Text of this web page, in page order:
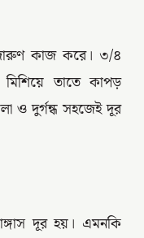
কাজ করে। ৩/৪
মিশিয়ে তাতে কাপড়
ও দুর্গন্ধ সহজেই দূর
দূর হয়। এমনকি